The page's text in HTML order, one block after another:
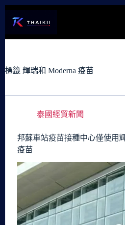
容
標籤 輝瑞和 Moderna 疫苗
泰國經貿新聞
邦蘇車站疫苗接種中心僅使用
疫苗